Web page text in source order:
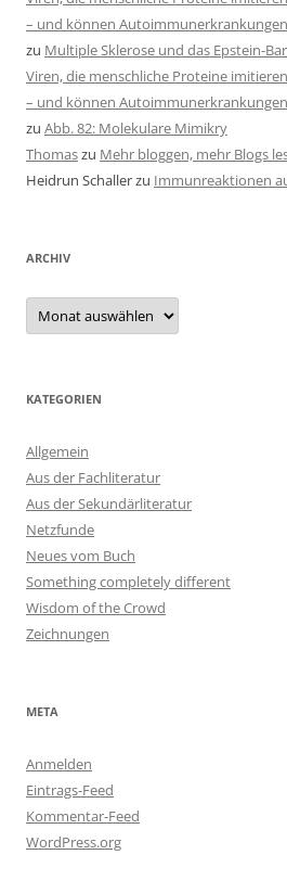
– und können
zu Multiple Sklerose und das Epstein-
Viren, die menschliche Proteine
– und können
zu Abb. 82: Molekulare Mimikry
Thomaszu Mehr bloggen, mehr Blogs
Heidrun Schallerzu Immunreaktionen
ARCHIV
Archiv
KATEGORIEN
Allgemein
Aus der Fachliteratur
Aus der Sekundärliteratur
Netzfunde
Neues vom Buch
Something completely different
Wisdom of the Crowd
Zeichnungen
META
Anmelden
Eintrags-Feed
Kommentar-Feed
WordPress.org